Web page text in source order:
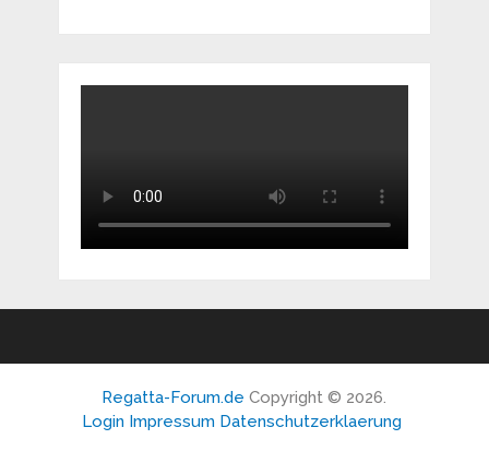
Regatta-Forum.de Copyright © 2026.
Login Impressum Datenschutzerklaerung